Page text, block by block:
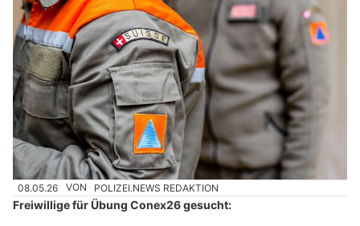
08.05.26 VON POLIZEI.NEWS REDAKTION
Freiwillige für Übung Conex26 gesucht: